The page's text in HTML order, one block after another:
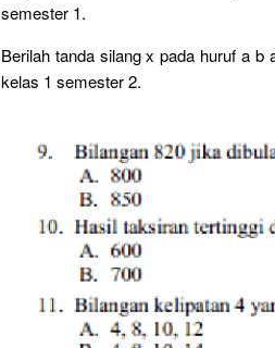
semester 1.
Berilah tanda silang x pada huruf a
kelas 1 semester 2.